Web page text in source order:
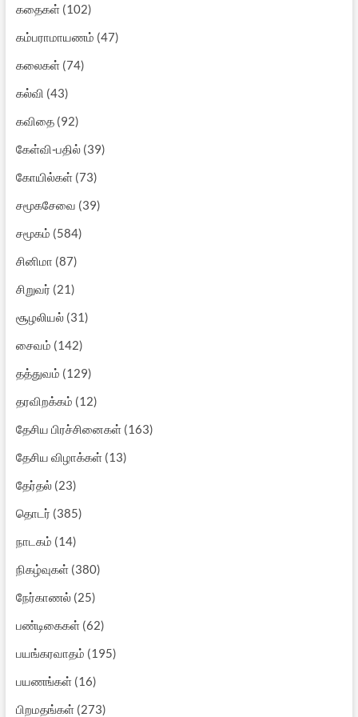
கதைகள்(102)
கம்பராமாயணம் (47)
கலைகள்(74)
கல்வி (43)
கவிதை(92)
கேள்வி-பதில்(39)
கோயில்கள்(73)
சமூகசேவை (39)
சமூகம் (584)
சினிமா (87)
சிறுவர் (21)
சூழலியல்(31)
சைவம் (142)
தத்துவம் (129)
தரவிறக்கம் (12)
தேசிய பிரச்சினைகள்(163)
தேசிய விழாக்கள்(13)
தேர்தல்(23)
தொடர் (385)
நாடகம் (14)
நிகழ்வுகள்(380)
நேர்காணல்(25)
பண்டிகைகள்(62)
பயங்கரவாதம் (195)
பயணங்கள்(16)
பிறமதங்கள்(273)